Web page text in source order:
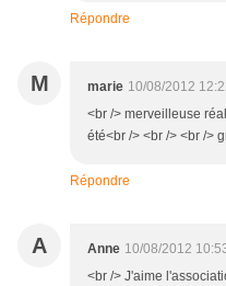
Répondre
M marie 10/08/2012
<br /> merveilleuse
été<br /> <br /> <br />
Répondre
A Anne 10/08/2012
<br /> J'aime